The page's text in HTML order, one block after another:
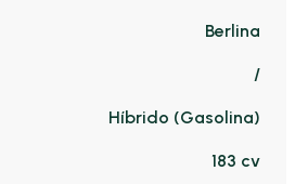
Berlina
/
Híbrido (Gasolina)
183 cv